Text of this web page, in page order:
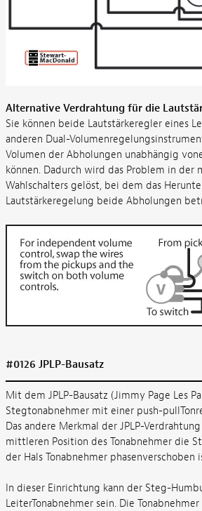
Alternative Verdrahtung für die
Sie können beide Lautstärkeregler eines
anderen Dual-
Volumen der Abholungen unabhängig
können. Dadurch wird das Problem in der
Wahlschalters gelöst, bei dem das
Lautstärkeregelung beide Abholungen
#0126 JPLP-Bausatz
Mit dem JPLP-Bausatz (Jimmy Page Les
Stegtonabnehmer mit einer push-
Das andere Merkmal der JPLP-
mittleren Position des Tonabnehmer die
der Hals Tonabnehmer phasenverschoben
In dieser Einrichtung kann der Steg-
LeiterTonabnehmer sein. Die